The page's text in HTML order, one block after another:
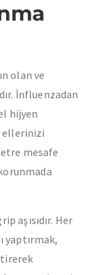
olan ve
İnfluenzadan
hijyen
ellerinizi
mesafe
aşısıdır. Her
yaptırmak,